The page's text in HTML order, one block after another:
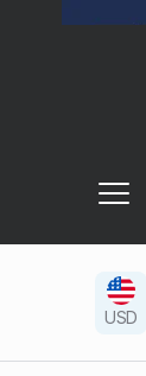
USD